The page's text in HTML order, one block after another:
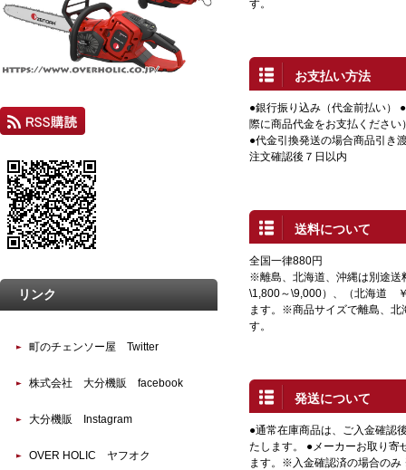
す。
お支払い方法
●銀行振り込み（代金前払い）
際に商品代金をお支払ください
●代金引換発送の場合商品引き
注文確認後７日以内
送料について
全国一律880円
※離島、北海道、沖縄は別途送
\1,800～\9,000）、（北海道
ます。※商品サイズで離島、北
す。
発送について
●通常在庫商品は、ご入金確認
たします。 ●メーカーお取り寄
ます。※入金確認済の場合の
リンク
町のチェンソー屋 Twitter
株式会社 大分機販 facebook
大分機販 Instagram
OVER HOLIC ヤフオク